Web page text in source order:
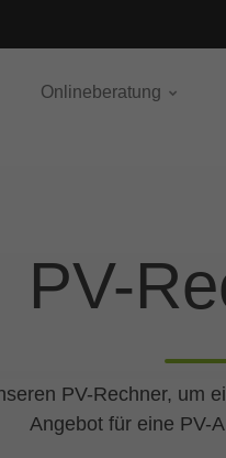
Onlineberatung
PV-
PV-Rechner, um
Angebot für eine PV-